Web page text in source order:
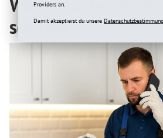
solltest
Providers an.
Damit akzeptierst du unsere